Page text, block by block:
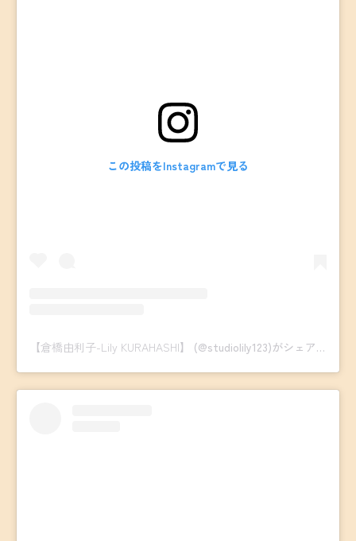
この投稿をInstagramで見る
【倉橋由利子-Lily KURAHASHI】 (@studiolily123)がシェアした投稿 -